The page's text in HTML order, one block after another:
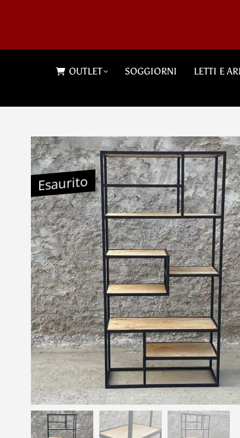
OUTLET SOGGIORNI LETTI E
Esaurito